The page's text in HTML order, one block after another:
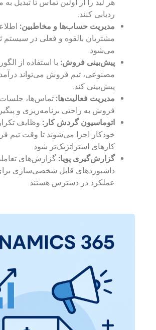
هر لید را از اولین تماس تا تبدیل
ردیابی کنند.
مدیریت حساب‌ها و مخاطبین:
مشتریان بالقوه و فعلی در سیستم
می‌شود.
پیش‌بینی فروش: با استفاده از
مصنوعی، تیم فروش می‌تواند درآمد
پیش‌بینی کند.
مدیریت فعالیت‌ها: تماس‌ها،
فروش به راحتی برنامه‌ریزی و
اتوماسیون گردش کار: وظایف
خودکار اجرا می‌شوند تا وقت
کارهای استراتژیک‌تر شود.
گزارش‌گیری پویا: گزارش‌های
داشبوردهای قابل شخصی‌سازی
عملکرد در دسترس هستند.